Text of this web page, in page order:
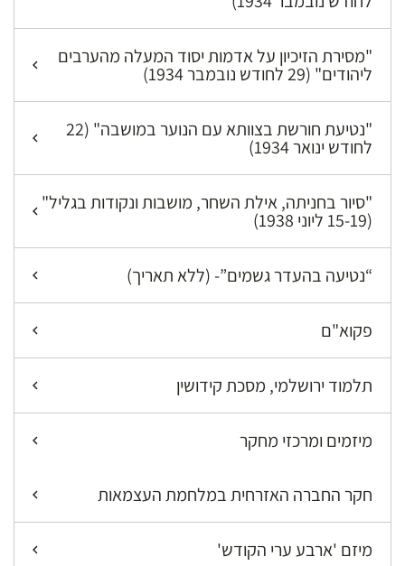
"מסירת הזיכיון על אדמות יסוד המעלה מהערבים
ליהודים" (29 לחודש נובמבר 1934)
"נטיעת חורשת בצוותא עם הנוער במושבה" (22
לחודש ינואר 1934)
"סיור בחניתה, אילת השחר, מושבות ונקודות בגליל"
(15-19 ליוני 1938)
“נטיעה בהעדר גשמים”- (ללא תאריך)
פקוא"ם
תלמוד ירושלמי, מסכת קידושין
מיזמים ומרכזי מחקר
חקר החברה האזרחית במלחמת העצמאות
מיזם 'ארבע ערי הקודש'